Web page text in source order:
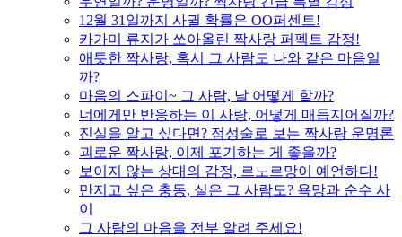
12월 31일까지 사귈 확률은 OO퍼센트!
카가미 류지가 쏘아올린 짝사랑 퍼펙트 감정!
애틋한 짝사랑, 혹시 그 사람도 나와 같은 마음일
까?
마음의 스파이~ 그 사람, 날 어떻게 할까?
너에게만 반응하는 이 사랑, 어떻게 매듭지어질까?
진실을 알고 싶다면? 점성술로 보는 짝사랑 운명론
괴로운 짝사랑, 이제 포기하는 게 좋을까?
보이지 않는 상대의 감정, 르노르망이 예언하다!
만지고 싶은 충동, 실은 그 사람도? 욕망과 순수 사
이
그 사람의 마음을 전부 알려 주세요!